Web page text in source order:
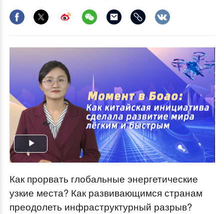
Play
Как прорвать глобальные энергетические
узкие места? Как развивающимся странам
преодолеть инфраструктурный разрыв?